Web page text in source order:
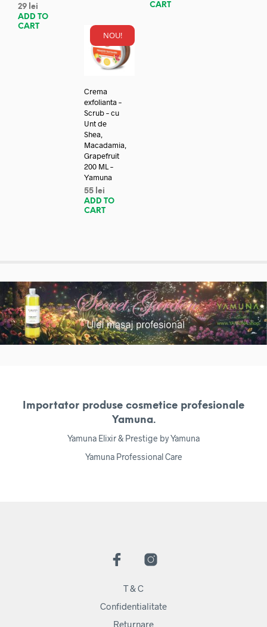
29 lei
ADD TO
CART
CART
NOU!
Crema
exfolianta –
Scrub – cu
Unt de
Shea,
Macadamia,
Grapefruit
200 ML –
Yamuna
55 lei
ADD TO
CART
Importator produse cosmetice profesionale
Yamuna.
Yamuna Elixir & Prestige by Yamuna
Yamuna Professional Care
T & C
Confidentialitate
Returnare